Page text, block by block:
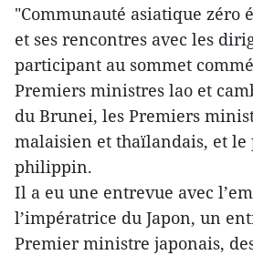
"Communauté asiatique zéro
et ses rencontres avec les
participant au sommet
Premiers ministres lao et
du Brunei, les Premiers
malaisien et thaïlandais, et le
philippin.
Il a eu une entrevue avec
l’impératrice du Japon, un
Premier ministre japonais,